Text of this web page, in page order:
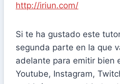
http://iriun.com/
Si te ha gustado este
segunda parte en la que
adelante para emitir bien
Youtube, Instagram,